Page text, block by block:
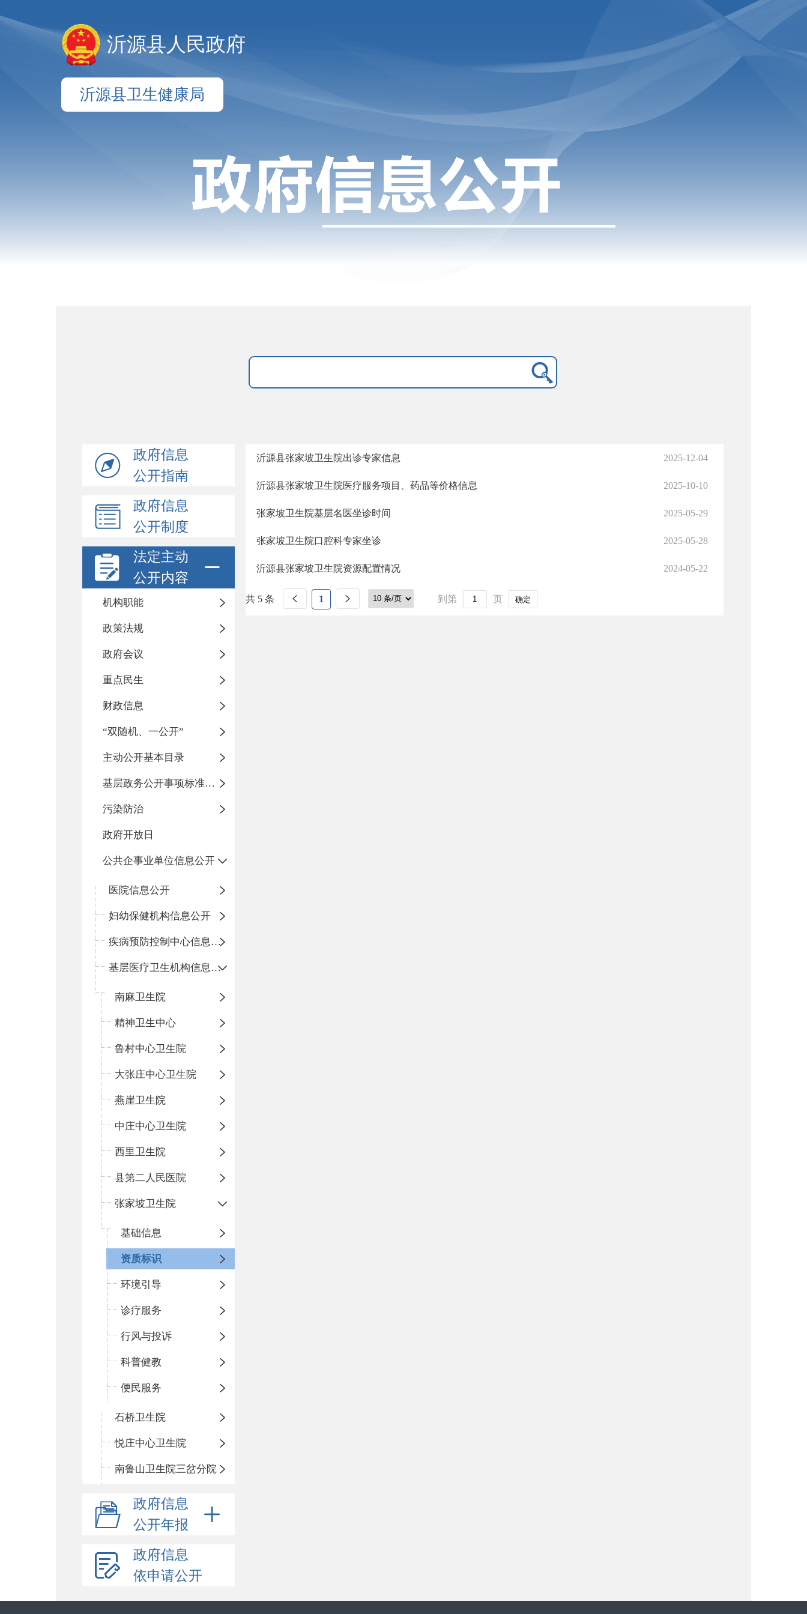
沂源县人民政府
沂源县卫生健康局
政府信息
公开指南
政府信息
公开制度
法定主动
公开内容
机构职能
政策法规
政府会议
重点民生
财政信息
“双随机、一公开”
主动公开基本目录
基层政务公开事项标准目录
污染防治
政府开放日
公共企事业单位信息公开
医院信息公开
妇幼保健机构信息公开
疾病预防控制中心信息公开
基层医疗卫生机构信息公开
南麻卫生院
精神卫生中心
鲁村中心卫生院
大张庄中心卫生院
燕崖卫生院
中庄中心卫生院
西里卫生院
县第二人民医院
张家坡卫生院
基础信息
资质标识
环境引导
诊疗服务
行风与投诉
科普健教
便民服务
石桥卫生院
悦庄中心卫生院
南鲁山卫生院三岔分院
政府信息
公开年报
政府信息
依申请公开
沂源县张家坡卫生院出诊专家信息 2025-12-04
沂源县张家坡卫生院医疗服务项目、药品等价格信息 2025-10-10
张家坡卫生院基层名医坐诊时间 2025-05-29
张家坡卫生院口腔科专家坐诊 2025-05-28
沂源县张家坡卫生院资源配置情况 2024-05-22
共 5 条 1 到第 页 确定